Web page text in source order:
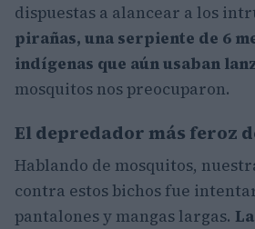
dispuestas a alancear a los
pirañas, una serpiente de 6
indígenas que aún usaban
mosquitos nos preocuparon.
El depredador más feroz
Hablando de mosquitos,
contra estos bichos fue
pantalones y mangas largas.